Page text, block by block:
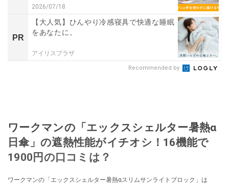
2026/07/18
PR
【大人気】ひんやり冷感寝具で快適な睡眠
をあなたに。
アイリスプラザ
Recommended by
ワークマンの「エックスシェルター暑熱α
日傘」の遮熱性能がイチオシ！16機能で
1900円の口コミは？
ワークマンの「エックスシェルター暑熱αスリムサンライトブロック」は